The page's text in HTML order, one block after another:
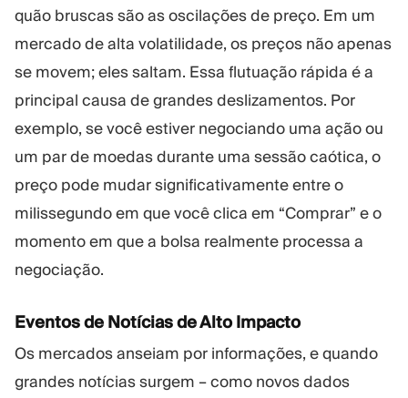
quão bruscas são as oscilações de preço. Em um
mercado de alta volatilidade, os preços não apenas
se movem; eles saltam. Essa flutuação rápida é a
principal causa de grandes deslizamentos. Por
exemplo, se você estiver negociando uma ação ou
um par de moedas durante uma sessão caótica, o
preço pode mudar significativamente entre o
milissegundo em que você clica em “Comprar” e o
momento em que a bolsa realmente processa a
negociação.
Eventos de Notícias de Alto Impacto
Os mercados anseiam por informações, e quando
grandes notícias surgem – como novos dados